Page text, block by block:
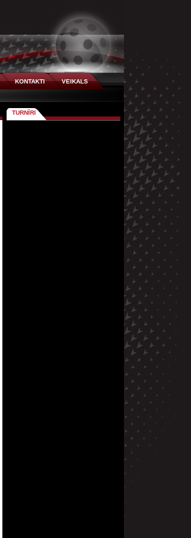
KONTAKTI
VEIKALS
TURNĪRI